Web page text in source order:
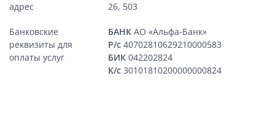
адрес
26, 503
Банковские
реквизиты для
оплаты услуг
БАНК АО «Альфа-Банк»
Р/с 40702810629210000583
БИК 042202824
К/с 30101810200000000824